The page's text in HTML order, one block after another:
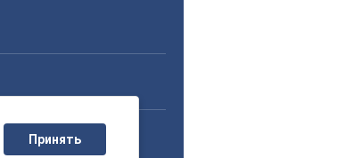
10 класс 11 класс
Принять